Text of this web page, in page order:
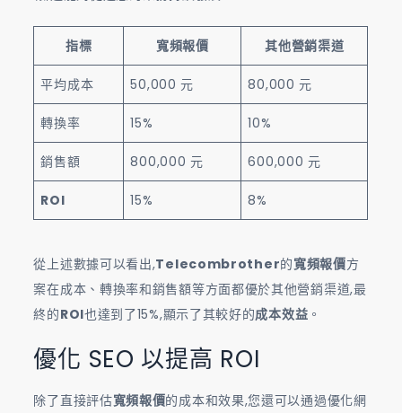
指標 寬頻報價 其他營銷渠道
平均成本 50,000 元 80,000 元
轉換率 15% 10%
銷售額 800,000 元 600,000 元
ROI 15% 8%
從上述數據可以看出,Telecombrother的寬頻報價方
案在成本、轉換率和銷售額等方面都優於其他營銷渠道,最
終的ROI也達到了15%,顯示了其較好的成本效益 。
優化 SEO 以提高 ROI
除了直接評估寬頻報價的成本和效果,您還可以通過優化網